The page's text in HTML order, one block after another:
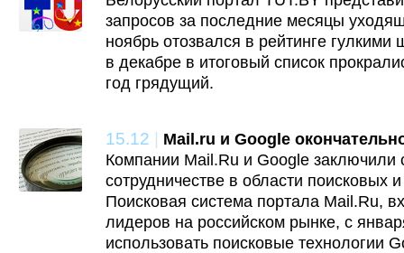
запросов за последние месяцы
ноябрь отозвался в рейтинге гулкими
в декабре в итоговый список
год грядущий.
15.12 | Mail.ru и Google
Компании Mail.Ru и Google заключили
сотрудничестве в области поисковых
Поисковая система портала Mail.Ru,
лидеров на российском рынке, с
использовать поисковые технологии